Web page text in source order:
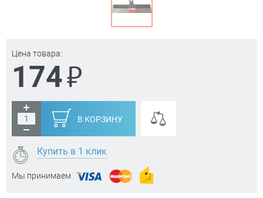
Цена товара:
174₽
В КОРЗИНУ
Купить в 1 клик
Мы принимаем